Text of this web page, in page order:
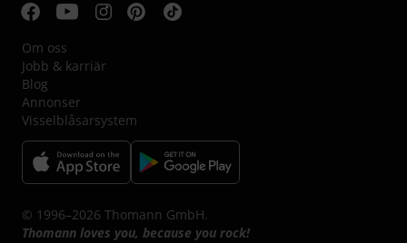
Om oss
Jobb & karriär
Blog
Annonser
Visselblåsarsystem
© 1996–2026 Thomann GmbH.
Thomann loves you, because you rock!